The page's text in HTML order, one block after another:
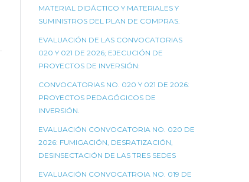
MATERIAL DIDÁCTICO Y MATERIALES Y
SUMINISTROS DEL PLAN DE COMPRAS.
EVALUACIÓN DE LAS CONVOCATORIAS
020 Y 021 DE 2026; EJECUCIÓN DE
PROYECTOS DE INVERSIÓN:
CONVOCATORIAS NO. 020 Y 021 DE 2026:
PROYECTOS PEDAGÓGICOS DE
INVERSIÓN.
EVALUACIÓN CONVOCATORIA NO. 020 DE
2026: FUMIGACIÓN, DESRATIZACIÓN,
DESINSECTACIÓN DE LAS TRES SEDES
EVALUACIÓN CONVOCATROIA NO. 019 DE